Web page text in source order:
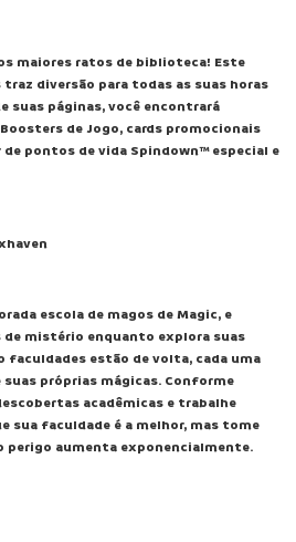
maiores ratos de biblioteca! Este
diversão para todas as suas horas
suas páginas, você encontrará
de Jogo, cards promocionais
pontos de vida Spindown™ especial e
escola de magos de Magic, e
de mistério enquanto explora suas
faculdades estão de volta, cada uma
próprias mágicas. Conforme
acadêmicas e trabalhe
sua faculdade é a melhor, mas tome
perigo aumenta exponencialmente.